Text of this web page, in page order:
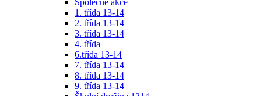
Společné akce
1. třída 13-14
2. třída 13-14
3. třída 13-14
4. třída
6.třída 13-14
7. třída 13-14
8. třída 13-14
9. třída 13-14